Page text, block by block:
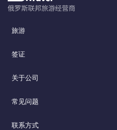
旅游
签证
关于公司
常见问题
联系方式